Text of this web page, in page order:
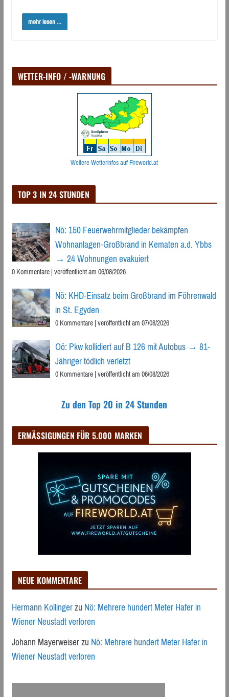
mehr lesen ...
WETTER-INFO / -WARNUNG
Weitere Wetterinfos auf Fireworld.at
TOP 3 IN 24 STUNDEN
Nö: 150 Feuerwehrmitglieder bekämpfen
Wohnanlagen-Großbrand in Kematen a.d. Ybbs
→ 24 Wohnungen evakuiert
0 Kommentare|veröffentlicht am 06/08/2026
Nö: KHD-Einsatz beim Großbrand im Föhrenwald
in St. Egyden
0 Kommentare|veröffentlicht am 07/08/2026
Oö: Pkw kollidiert auf B 126 mit Autobus → 81-
Jähriger tödlich verletzt
0 Kommentare|veröffentlicht am 06/08/2026
Zu den Top 20 in 24 Stunden
ERMÄSSIGUNGEN FÜR 5.000 MARKEN
NEUE KOMMENTARE
Hermann KollingerzuNö: Mehrere hundert Meter Hafer in
Wiener Neustadt verloren
Johann MayerweiserzuNö: Mehrere hundert Meter Hafer in
Wiener Neustadt verloren